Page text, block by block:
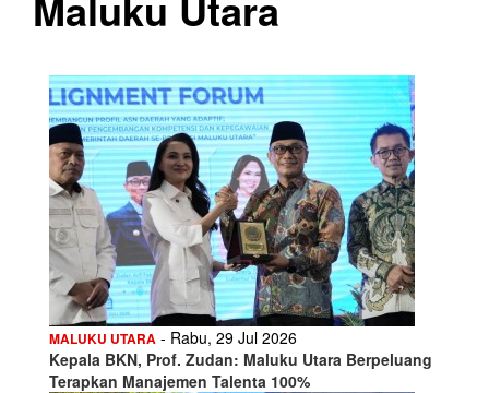
MALUKU UTARA - Rabu, 29 Jul 2026
Kepala BKN, Prof. Zudan: Maluku Utara Berpeluang
Terapkan Manajemen Talenta 100%